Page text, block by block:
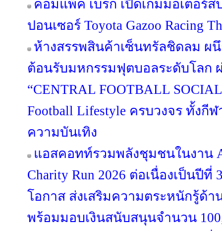
คอมแพ็ค เบรก เปิดเกมมอเตอร์ส
ปอนเซอร์ Toyota Gazoo Racing
ห้างสรรพสินค้าเซ็นทรัลชิดลม ผนึ
ต้อนรับมหกรรมฟุตบอลระดับโลก
“CENTRAL FOOTBALL
Football Lifestyle ครบวงจร ทั้งกี
ความบันเทิง
แอสคอทท์รวมพลังชุมชนในงาน
Charity Run 2026 ต่อเนื่องเป็นปี
โอกาส ส่งเสริมความตระหนักรู้ด้
พร้อมมอบเงินสนับสนุนจำนวน